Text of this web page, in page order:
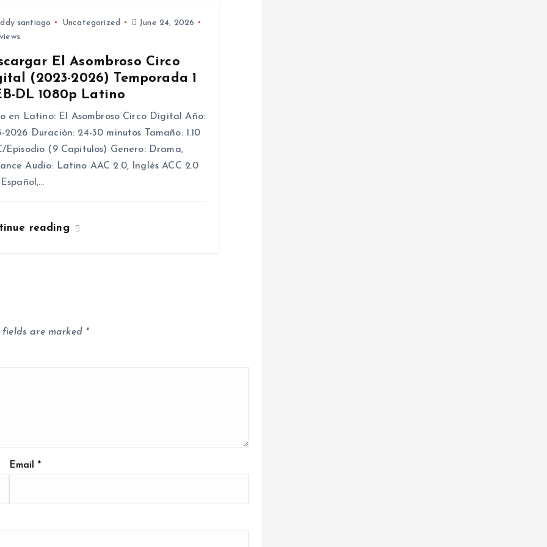
santiago Uncategorized
June 24, 2026
El Asombroso Circo
(2023-2026) Temporada 1
DL 1080p Latino
en Latino: El Asombroso Circo Digital Año:
2026 Duración: 24-30 minutos Tamaño: 1.10
Episodio (9 Capitulos) Genero: Drama,
Audio: Latino AAC 2.0, Inglés ACC 2.0
reading
fields are marked *
Email *